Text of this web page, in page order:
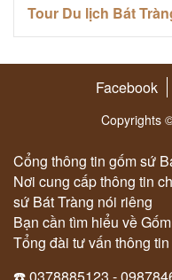
Tour Du lịch Bát
Facebook
Copyrights
Cổng thông tin gốm sứ
Nơi cung cấp thông tin
sứ Bát Tràng nói riêng
Bạn cần tìm hiểu về
Tổng đài tư vấn thông